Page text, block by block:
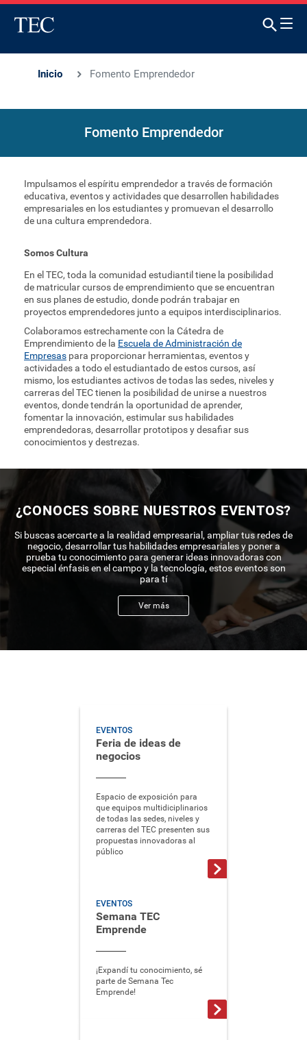
Inicio Fomento Emprendedor
Fomento Emprendedor
Impulsamos el espíritu emprendedor a través de formación
educativa, eventos y actividades que desarrollen habilidades
empresariales en los estudiantes y promuevan el desarrollo
de una cultura emprendedora.
Somos Cultura
En el TEC, toda la comunidad estudiantil tiene la posibilidad
de matricular cursos de emprendimiento que se encuentran
en sus planes de estudio, donde podrán trabajar en
proyectos emprendedores junto a equipos interdisciplinarios.
Colaboramos estrechamente con la Cátedra de
Emprendimiento de la Escuela de Administración de
Empresas para proporcionar herramientas, eventos y
actividades a todo el estudiantado de estos cursos, así
mismo, los estudiantes activos de todas las sedes, niveles y
carreras del TEC tienen la posibilidad de unirse a nuestros
eventos, donde tendrán la oportunidad de aprender,
fomentar la innovación, estimular sus habilidades
emprendedoras, desarrollar prototipos y desafiar sus
conocimientos y destrezas.
¿CONOCES SOBRE NUESTROS EVENTOS?
Si buscas acercarte a la realidad empresarial, ampliar tus redes de
negocio, desarrollar tus habilidades empresariales y poner a
prueba tu conocimiento para generar ideas innovadoras con
especial énfasis en el campo y la tecnología, estos eventos son
para tí
Ver más
EVENTOS
Feria de ideas de
negocios
Espacio de exposición para
que equipos multidiciplinarios
de todas las sedes, niveles y
carreras del TEC presenten sus
propuestas innovadoras al
público
EVENTOS
Semana TEC
Emprende
¡Expandí tu conocimiento, sé
parte de Semana Tec
Emprende!